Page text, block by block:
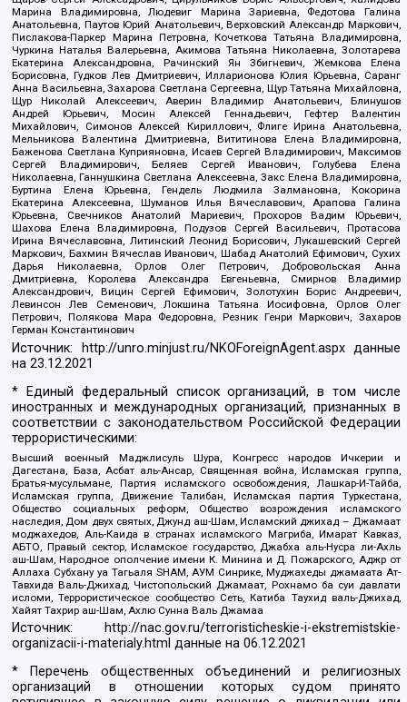
Марина Владимировна, Людевиг Марина Зариевна, Федотова Галина
Анатольевна, Паутов Юрий Анатольевич, Верховский Александр Маркович,
Пислакова-Паркер Марина Петровна, Кочеткова Татьяна Владимировна,
Чуркина Наталья Валерьевна, Акимова Татьяна Николаевна, Золотарева
Екатерина Александровна, Рачинский Ян Збигневич, Жемкова Елена
Борисовна, Гудков Лев Дмитриевич, Илларионова Юлия Юрьевна, Саранг
Анна Васильевна, Захарова Светлана Сергеевна, Щур Татьяна Михайловна,
Щур Николай Алексеевич, Аверин Владимир Анатольевич, Блинушов
Андрей Юрьевич, Мосин Алексей Геннадьевич, Гефтер Валентин
Михайлович, Симонов Алексей Кириллович, Флиге Ирина Анатольевна,
Мельникова Валентина Дмитриевна, Вититинова Елена Владимировна,
Баженова Светлана Куприяновна, Исаев Сергей Владимирович, Максимов
Сергей Владимирович, Беляев Сергей Иванович, Голубева Елена
Николаевна, Ганнушкина Светлана Алексеевна, Закс Елена Владимировна,
Буртина Елена Юрьевна, Гендель Людмила Залмановна, Кокорина
Екатерина Алексеевна, Шуманов Илья Вячеславович, Арапова Галина
Юрьевна, Свечников Анатолий Мариевич, Прохоров Вадим Юрьевич,
Шахова Елена Владимировна, Подузов Сергей Васильевич, Протасова
Ирина Вячеславовна, Литинский Леонид Борисович, Лукашевский Сергей
Маркович, Бахмин Вячеслав Иванович, Шабад Анатолий Ефимович, Сухих
Дарья Николаевна, Орлов Олег Петрович, Добровольская Анна
Дмитриевна, Королева Александра Евгеньевна, Смирнов Владимир
Александрович, Вицин Сергей Ефимович, Золотухин Борис Андреевич,
Левинсон Лев Семенович, Локшина Татьяна Иосифовна, Орлов Олег
Петрович, Полякова Мара Федоровна, Резник Генри Маркович, Захаров
Герман Константинович
Источник: http://unro.minjust.ru/NKOForeignAgent.aspxданные
на23.12.2021
* Единый федеральный список организаций, в том числе
иностранных и международных организаций, признанных в
соответствии с законодательством Российской Федерации
террористическими:
Высший военный Маджлисуль Шура, Конгресс народов Ичкерии и
Дагестана, База, Асбат аль-Ансар, Священная война, Исламская группа,
Братья-мусульмане, Партия исламского освобождения, Лашкар-И-Тайба,
Исламская группа, Движение Талибан, Исламская партия Туркестана,
Общество социальных реформ, Общество возрождения исламского
наследия, Дом двух святых, Джунд аш-Шам, Исламский джихад – Джамаат
моджахедов, Аль-Каида в странах исламского Магриба, Имарат Кавказ,
АБТО, Правый сектор, Исламское государство, Джабха аль-Нусра ли-Ахль
аш-Шам, Народное ополчение имени К. Минина и Д. Пожарского, Аджр от
Аллаха Субхану уа Тагьаля SHAM, АУМ Синрике, Муджахеды джамаата Ат-
Тавхида Валь-Джихад, Чистопольский Джамаат, Рохнамо ба суи давлати
исломи, Террористическое сообщество Сеть, Катиба Таухид валь-Джихад,
Хайят Тахрир аш-Шам, Ахлю Сунна Валь Джамаа
Источник:
http://nac.gov.ru/terroristicheskie-i-ekstremistskie-
organizacii-i-materialy.html данные на06.12.2021
* Перечень общественных объединений и религиозных
организаций в отношении которых судом принято